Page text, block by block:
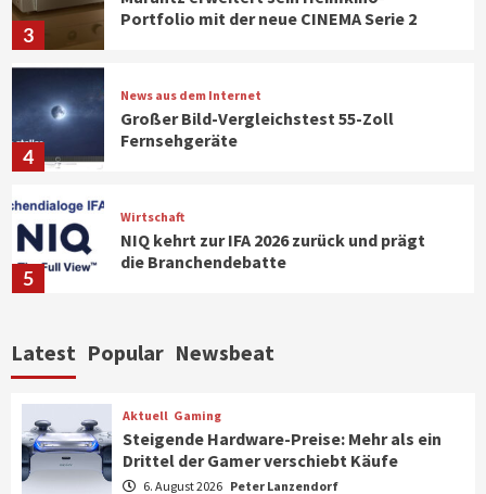
3
Portfolio mit der neue CINEMA Serie 2
4
News aus dem Internet
Großer Bild-Vergleichstest 55-Zoll
Fernsehgeräte
5
Wirtschaft
NIQ kehrt zur IFA 2026 zurück und prägt
die Branchendebatte
6
CHERRY baut Vertriebsteam in
Smart Living Top Story
Verbraucher setzen immer mehr auf
Latest Popular Newsbeat
Aktuell Gaming
Steigende Hardware-Preise: Mehr als ein
Drittel der Gamer verschiebt Käufe
6. August 2026 Peter Lanzendorf